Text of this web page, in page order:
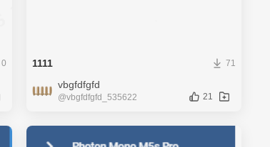
0 1111 71
vbgfdfgfd
@vbgfdfgfd_535622 21